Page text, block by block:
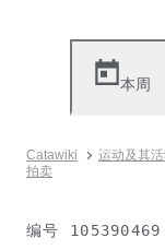
本周
Catawiki 运动及其
拍卖
编号 105390469